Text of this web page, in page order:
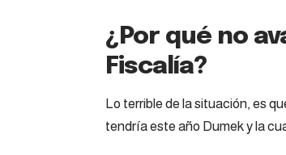
¿Por qué no
Fiscalía?
Lo terrible de la situación, es
tendría este año Dumek y la